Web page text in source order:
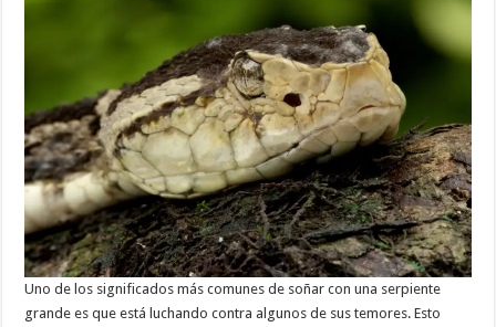
Uno de los significados más comunes de soñar con una serpiente
grande es que está luchando contra algunos de sus temores. Esto